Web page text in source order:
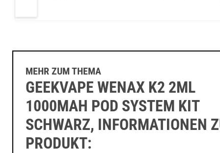
MEHR ZUM THEMA
GEEKVAPE WENAX K2 2ML
1000MAH POD SYSTEM KIT
SCHWARZ, INFORMATIONEN
PRODUKT: